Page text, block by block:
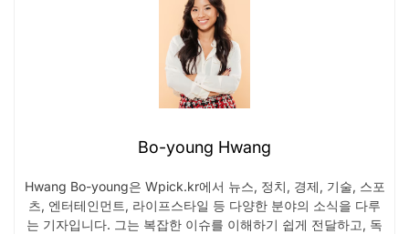
Bo-young Hwang
Hwang Bo-young은 Wpick.kr에서 뉴스, 정치, 경제, 기술, 스포
츠, 엔터테인먼트, 라이프스타일 등 다양한 분야의 소식을 다루
는 기자입니다. 그는 복잡한 이슈를 이해하기 쉽게 전달하고, 독